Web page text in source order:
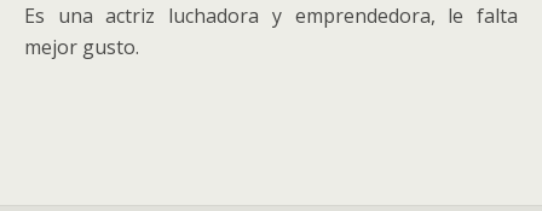
Es una actriz luchadora y emprendedora, le falta
mejor gusto.